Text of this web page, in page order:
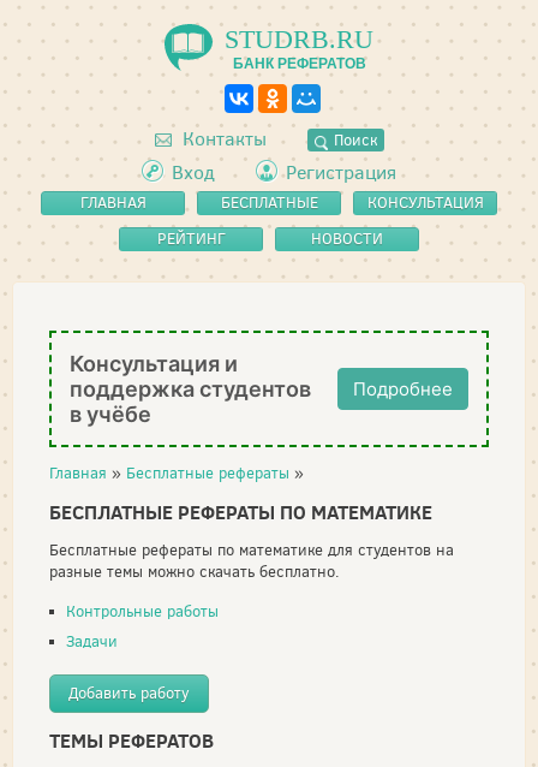
STUDRB.RU
БАНК РЕФЕРАТОВ
Контакты Поиск
Вход Регистрация
ГЛАВНАЯ
БЕСПЛАТНЫЕ
РЕФЕРАТЫ
КОНСУЛЬТАЦИЯ
РЕЙТИНГ
НОВОСТИ
Консультация и
поддержка студентов
в учёбе
Подробнее
Главная » Бесплатные рефераты »
БЕСПЛАТНЫЕ РЕФЕРАТЫ ПО МАТЕМАТИКЕ
Бесплатные рефераты по математике для студентов на
разные темы можно скачать бесплатно.
Контрольные работы
Задачи
Добавить работу
ТЕМЫ РЕФЕРАТОВ